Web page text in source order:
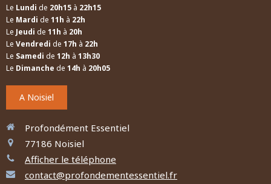
Le Lundi de 20h15 à 22h15
Le Mardi de 11h à 22h
Le Jeudi de 11h à 20h
Le Vendredi de 17h à 22h
Le Samedi de 12h à 13h30
Le Dimanche de 14h à 20h05
A Noisiel
Profondément Essentiel
77186 Noisiel
Afficher le téléphone
contact@profondementessentiel.fr